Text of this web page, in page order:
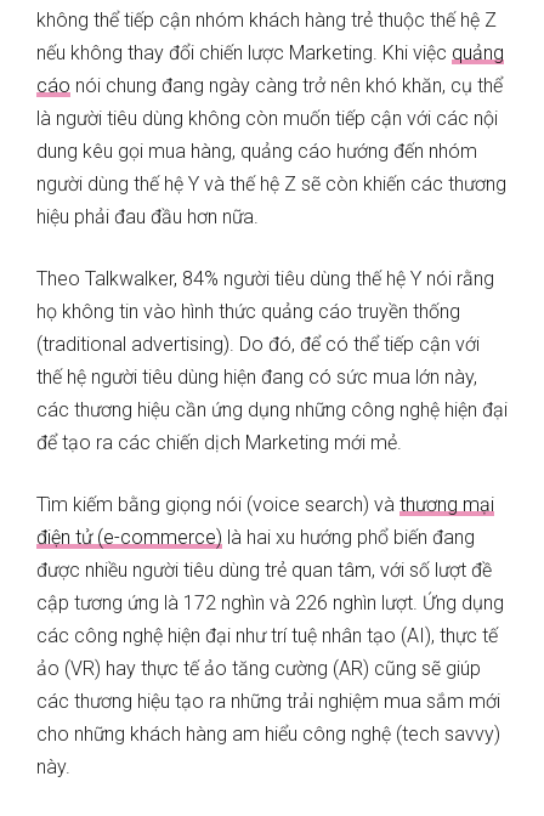
không thể tiếp cận nhóm khách hàng trẻ thuộc thế hệ Z
nếu không thay đổi chiến lược Marketing. Khi việc quảng
cáo nói chung đang ngày càng trở nên khó khăn, cụ thể
là người tiêu dùng không còn muốn tiếp cận với các nội
dung kêu gọi mua hàng, quảng cáo hướng đến nhóm
người dùng thế hệ Y và thế hệ Z sẽ còn khiến các thương
hiệu phải đau đầu hơn nữa.
Theo Talkwalker, 84% người tiêu dùng thế hệ Y nói rằng
họ không tin vào hình thức quảng cáo truyền thống
(traditional advertising). Do đó, để có thể tiếp cận với
thế hệ người tiêu dùng hiện đang có sức mua lớn này,
các thương hiệu cần ứng dụng những công nghệ hiện đại
để tạo ra các chiến dịch Marketing mới mẻ.
Tìm kiếm bằng giọng nói (voice search) và thương mại
điện tử (e-commerce) là hai xu hướng phổ biến đang
được nhiều người tiêu dùng trẻ quan tâm, với số lượt đề
cập tương ứng là 172 nghìn và 226 nghìn lượt. Ứng dụng
các công nghệ hiện đại như trí tuệ nhân tạo (AI), thực tế
ảo (VR) hay thực tế ảo tăng cường (AR) cũng sẽ giúp
các thương hiệu tạo ra những trải nghiệm mua sắm mới
cho những khách hàng am hiểu công nghệ (tech savvy)
này.